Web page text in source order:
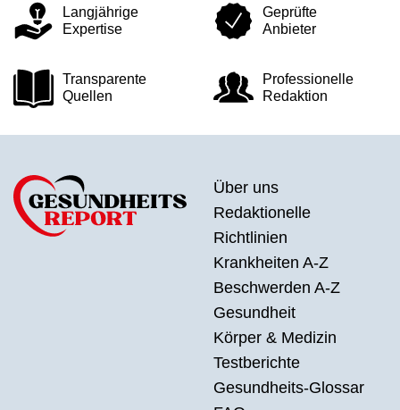
Langjährige
Expertise
Geprüfte
Anbieter
Transparente
Quellen
Professionelle
Redaktion
Über uns
Redaktionelle
Richtlinien
Krankheiten A-Z
Beschwerden A-Z
Gesundheit
Körper & Medizin
Testberichte
Gesundheits-Glossar